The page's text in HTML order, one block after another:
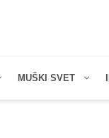
MUŠKI SVET